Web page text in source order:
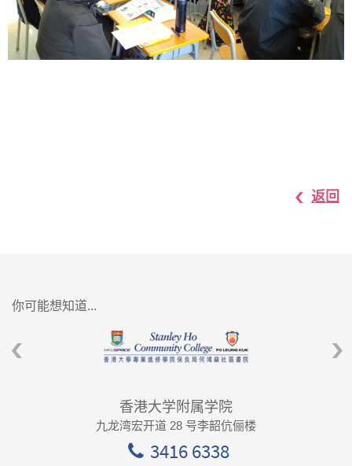
返回
你可能想知道...
香港大学附属学院
九龙湾宏开道 28 号李韶伉俪楼
3416 6338